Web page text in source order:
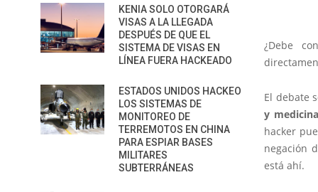
¿Debe
El debate
y
hacker
negación
está ahí.
KENIA SOLO OTORGARÁ
VISAS A LA LLEGADA
DESPUÉS DE QUE EL
SISTEMA DE VISAS EN
LÍNEA FUERA HACKEADO
ESTADOS UNIDOS HACKEO
LOS SISTEMAS DE
MONITOREO DE
TERREMOTOS EN CHINA
PARA ESPIAR BASES
MILITARES
SUBTERRÁNEAS